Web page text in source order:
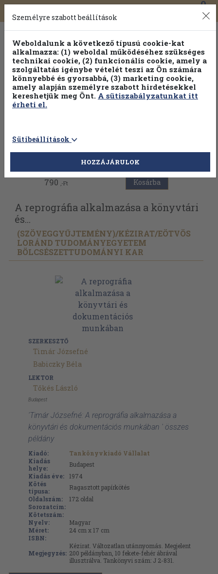
Toggle
navigation
0
Vissza az előző oldalra
790 ,-Ft Kosárba
A reprográfia alkalmazása a könyvtári
és...
(SZÖVEGGYŰJTEMÉNY)/KÉZIRAT/EÖTVÖS
LORÁND TUDOMÁNYEGYETEM
BÖLCSÉSZETTUDOMÁNYI KAR
SZERKESZTŐ
Timár Józsefné
Babiczky Béla
LEKTOR
Tőkés László
Budapest
'Timár Józsefné: A reprográfia alkalmazása a
könyvtári és dokumentációs munkában ' összes
példány
Kiadó:
Tankönyvkiadó Vállalat
Kiadás
helye:
Budapest
Kiadás éve:
1974
Kötés
típusa:
Ragasztott papírkötés
Oldalszám:
172 oldal
Sorozatcím:
Kötetszám:
Nyelv:
Magyar
Méret:
24 cm x 17 cm
ISBN:
Megjegyzés:
Kézirat. Változatlan utánnyomás. Megjelent
200 példányban, 10 fekete-fehér ábrával
illusztrálva. Tankönyvi szám: J 2-831.
Személyre szabott beállítások
Weboldalunk a következő típusú cookie-kat
alkalmazza: (1) weboldal működéséhez szükséges
technikai cookie, (2) funkcionális cookie, amely a
szolgáltatás igénybe vételét teszi az Ön számára
könnyebbé és gyorsabbá, (3) marketing cookie,
amely alapján személyre szabott hirdetésekkel
kereshetjük meg Önt. A sütiszabályzatunkat itt
érheti el.
Sütibeállítások
HOZZÁJÁRULOK